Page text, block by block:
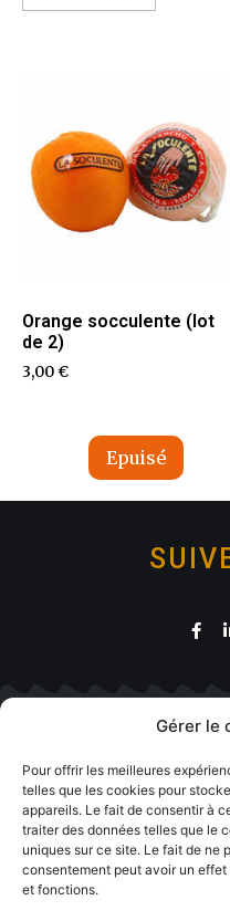
Gérer le
Pour offrir les meilleures
telles que les cookies pour
appareils. Le fait de consentir à
traiter des données telles que le
uniques sur ce site. Le fait de ne
consentement peut avoir un
et fonctions.
Orange socculente (lot
de 2)
3,00€